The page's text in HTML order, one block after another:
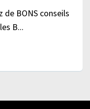
de BONS conseils
B...